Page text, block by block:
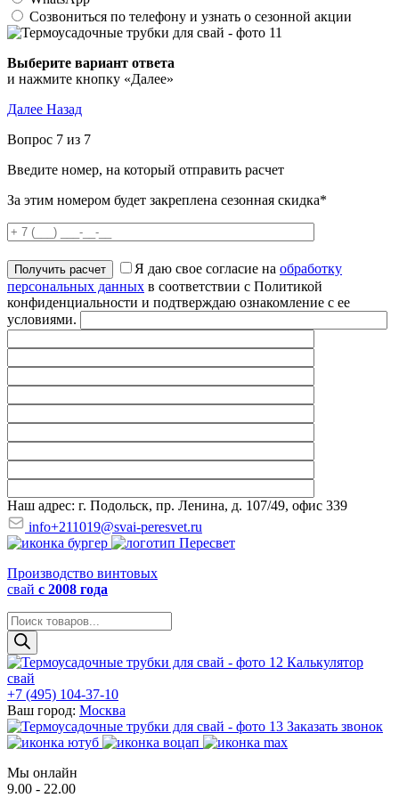
Созвониться по телефону и узнать о сезонной акции
Выберите вариант ответа
и нажмите кнопку «Далее»
Далее Назад
Вопрос 7 из 7
Введите номер, на который отправить расчет
За этим номером будет закреплена сезонная скидка*
Я даю свое согласие на обработку
персональных данных в соответствии с Политикой
конфиденциальности и подтверждаю ознакомление с ее
условиями.
Наш адрес: г. Подольск, пр. Ленина, д. 107/49, офис 339
info+211019@svai-peresvet.ru
Производство винтовых
свай с 2008 года
Поиск
товаров
Калькулятор
свай
+7 (495) 104-37-10
Ваш город: Москва
Заказать звонок
Мы онлайн
9.00 - 22.00